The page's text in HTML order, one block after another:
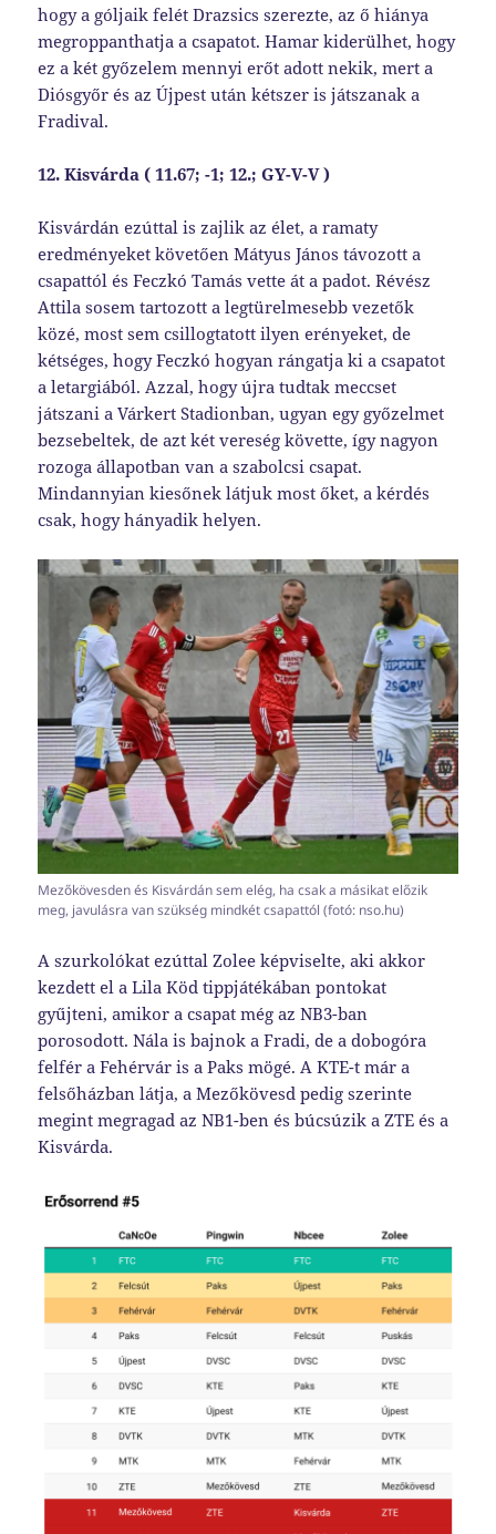
hogy a góljaik felét Drazsics szerezte, az ő hiánya
megroppanthatja a csapatot. Hamar kiderülhet, hogy
ez a két győzelem mennyi erőt adott nekik, mert a
Diósgyőr és az Újpest után kétszer is játszanak a
Fradival.
12. Kisvárda ( 11.67; -1; 12.; GY-V-V )
Kisvárdán ezúttal is zajlik az élet, a ramaty
eredményeket követően Mátyus János távozott a
csapattól és Feczkó Tamás vette át a padot. Révész
Attila sosem tartozott a legtürelmesebb vezetők
közé, most sem csillogtatott ilyen erényeket, de
kétséges, hogy Feczkó hogyan rángatja ki a csapatot
a letargiából. Azzal, hogy újra tudtak meccset
játszani a Várkert Stadionban, ugyan egy győzelmet
bezsebeltek, de azt két vereség követte, így nagyon
rozoga állapotban van a szabolcsi csapat.
Mindannyian kiesőnek látjuk most őket, a kérdés
csak, hogy hányadik helyen.
Mezőkövesden és Kisvárdán sem elég, ha csak a másikat előzik
meg, javulásra van szükség mindkét csapattól (fotó: nso.hu)
A szurkolókat ezúttal Zolee képviselte, aki akkor
kezdett el a Lila Köd tippjátékában pontokat
gyűjteni, amikor a csapat még az NB3-ban
porosodott. Nála is bajnok a Fradi, de a dobogóra
felfér a Fehérvár is a Paks mögé. A KTE-t már a
felsőházban látja, a Mezőkövesd pedig szerinte
megint megragad az NB1-ben és búcsúzik a ZTE és a
Kisvárda.